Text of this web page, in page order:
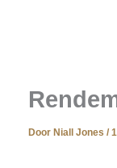
Door Niall Jones /